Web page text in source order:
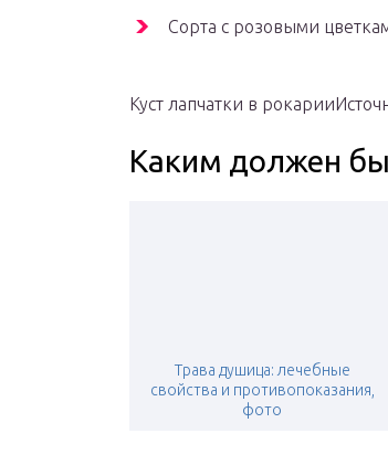
Сорта с розовыми
Куст лапчатки в
Каким должен
Трава душица: лечебные
свойства и противопоказания,
фото